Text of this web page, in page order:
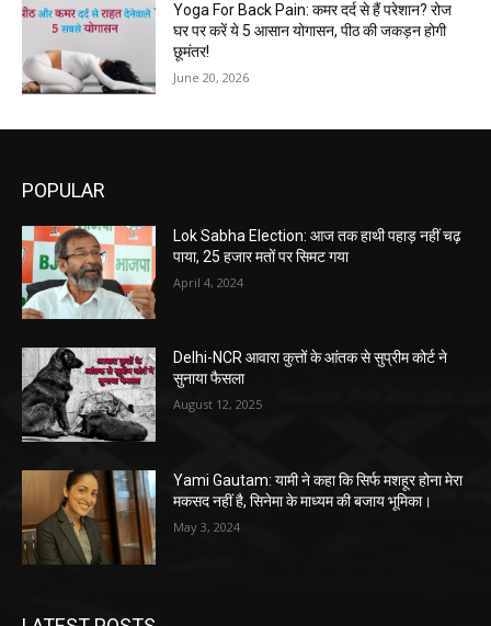
Yoga For Back Pain: कमर दर्द से हैं परेशान? रोज
घर पर करें ये 5 आसान योगासन, पीठ की जकड़न होगी
छूमंतर!
June 20, 2026
POPULAR
Lok Sabha Election: आज तक हाथी पहाड़ नहीं चढ़
पाया, 25 हजार मतों पर सिमट गया
April 4, 2024
Delhi-NCR आवारा कुत्तों के आंतक से सुप्रीम कोर्ट ने
सुनाया फैसला
August 12, 2025
Yami Gautam: यामी ने कहा कि सिर्फ मशहूर होना मेरा
मकसद नहीं है, सिनेमा के माध्यम की बजाय भूमिका।
May 3, 2024